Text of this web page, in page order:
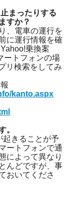
まったりする
すか？
、電車の運行を
に運行情報を確
乗換案
ートフォンの場
リ検索をしてみ
報
kanto.aspx
。
起きることが予
ートフォンで通
によって異なり
んどですが、事
おいてくださ